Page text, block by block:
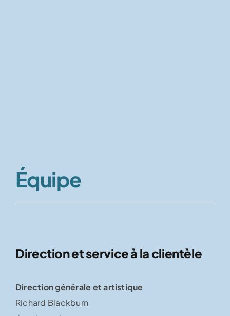
Équipe
Direction et service à la clientèle
Direction générale et artistique
Richard Blackburn